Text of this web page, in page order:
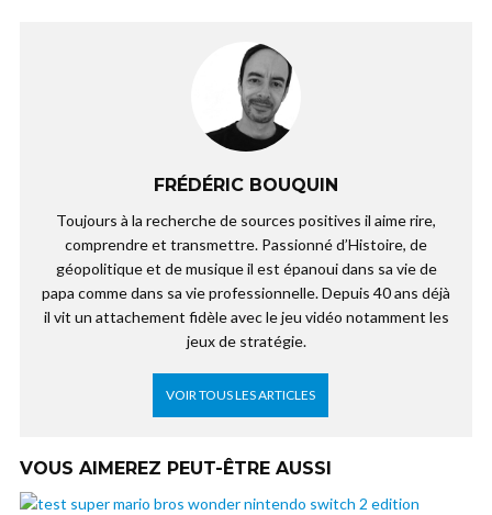
FRÉDÉRIC BOUQUIN
Toujours à la recherche de sources positives il aime rire,
comprendre et transmettre. Passionné d’Histoire, de
géopolitique et de musique il est épanoui dans sa vie de
papa comme dans sa vie professionnelle. Depuis 40 ans déjà
il vit un attachement fidèle avec le jeu vidéo notamment les
jeux de stratégie.
VOIR TOUS LES ARTICLES
VOUS AIMEREZ PEUT-ÊTRE AUSSI